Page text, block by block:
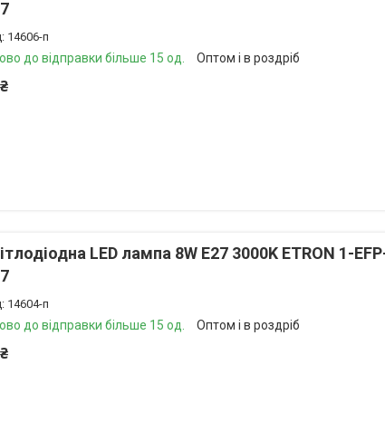
14606-п
до відправки більше 15 од. Оптом і в роздріб
LED лампа 8W E27 3000K ETRON 1-
14604-п
до відправки більше 15 од. Оптом і в роздріб